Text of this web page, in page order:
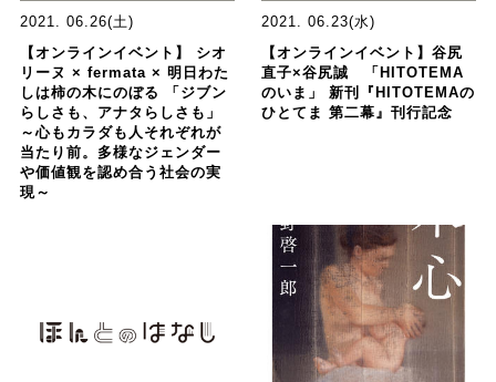
2021. 06.26(土)
【オンラインイベント】 シオ
リーヌ × fermata × 明日わた
しは柿の木にのぼる 「ジブン
らしさも、アナタらしさも」
～心もカラダも人それぞれが
当たり前。多様なジェンダー
や価値観を認め合う社会の実
現～
2021. 06.23(水)
【オンラインイベント】谷尻
直子×谷尻誠 「HITOTEMA
のいま」 新刊『HITOTEMAの
ひとてま 第二幕』刊行記念